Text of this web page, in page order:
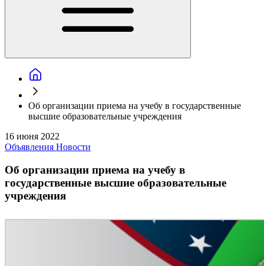
Об организации приема на учебу в государственные
высшие образовательные учреждения
16 июня 2022
Объявления Новости
Об организации приема на учебу в
государственные высшие образовательные
учреждения